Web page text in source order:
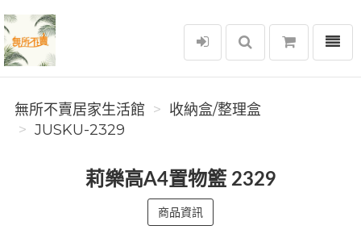
無所不賣居家生活館
選單
無所不賣居家生活館
收納盒/整理盒
JUSKU-2329
莉樂高A4置物籃 2329
商品資訊